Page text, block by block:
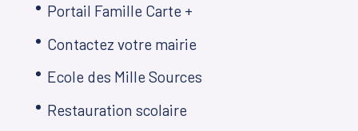
Portail Famille Carte +
Contactez votre mairie
Ecole des Mille Sources
Restauration scolaire